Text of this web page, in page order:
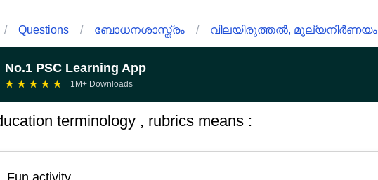
/ Questions / ബോധനശാസ്ത്രം / വിലയിരുത്തൽ, മൂല്യനിർണയം
No.1 PSC Learning App
★ ★ ★ ★ ★ 1M+ Downloads
terminology , rubrics means :
Fun activity